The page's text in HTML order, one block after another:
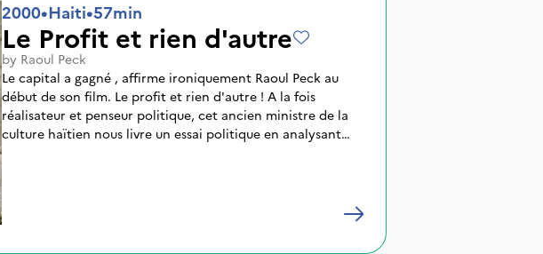
2000•Haiti•57min
Le Profit et rien d'autre
by Raoul Peck
Le capital a gagné , affirme ironiquement Raoul Peck au
début de son film. Le profit et rien d'autre ! A la fois
réalisateur et penseur politique, cet ancien ministre de la
culture haïtien nous livre un essai politique en analysant
l'économie et la réalité haïtienne face aux déclarations
utopiques du nouvel ordre mondial. Dans ce documentaire,
interviennent à tour de rôle des sociologues et économistes
européens, mais aussi un éboueur new-yorkais ou encore
des petites marchandes de Port-à-Piment. Les formes